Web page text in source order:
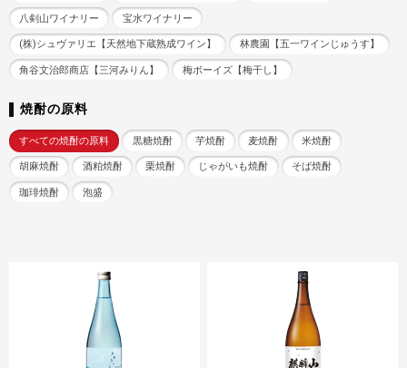
八剣山ワイナリー 宝水ワイナリー
(株)シュヴァリエ【天然地下蔵熟成ワイン】 林農園【五一ワインじゅうす】
角谷文治郎商店【三河みりん】 梅ボーイズ【梅干し】
焼酎の原料
すべての焼酎の原料 黒糖焼酎 芋焼酎 麦焼酎 米焼酎
胡麻焼酎 酒粕焼酎 栗焼酎 じゃがいも焼酎 そば焼酎
珈琲焼酎 泡盛